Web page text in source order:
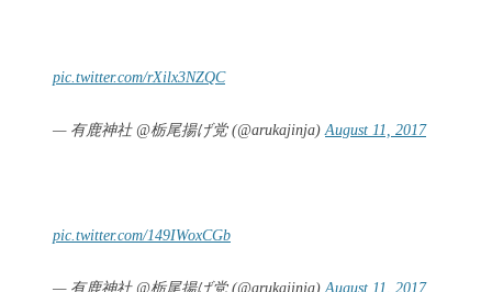
pic.twitter.com/rXilx3NZQC
— 有鹿神社 @栃尾揚げ党 (@arukajinja)August 11, 2017
pic.twitter.com/149IWoxCGb
— 有鹿神社 @栃尾揚げ党 (@arukajinja)August 11, 2017